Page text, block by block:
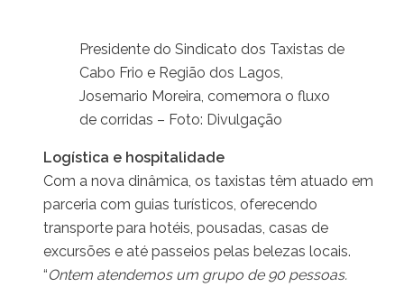
Presidente do Sindicato dos Taxistas de
Cabo Frio e Região dos Lagos,
Josemario Moreira, comemora o fluxo
de corridas – Foto: Divulgação
Logística e hospitalidade
Com a nova dinâmica, os taxistas têm atuado em
parceria com guias turísticos, oferecendo
transporte para hotéis, pousadas, casas de
excursões e até passeios pelas belezas locais.
“Ontem atendemos um grupo de 90 pessoas.